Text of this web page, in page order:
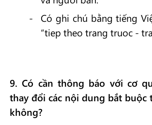
Có ghi chú bằng tiếng
“tiep theo trang truoc -
9. Có cần thông báo với cơ
thay đổi các nội dung bắt buộc
không?